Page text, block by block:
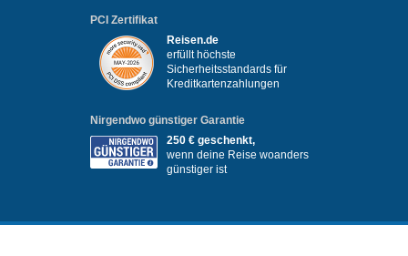
PCI Zertifikat
Reisen.de
erfüllt höchste
Sicherheitsstandards für
Kreditkartenzahlungen
Nirgendwo günstiger Garantie
250 € geschenkt,
wenn deine Reise woanders
günstiger ist